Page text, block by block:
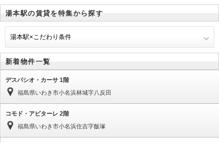
湯本駅の賃貸を特集から探す
湯本駅×こだわり条件
新着物件一覧
デスパシオ・カーサ 1階
福島県いわき市小名浜林城字八反田
コモド・アビターレ 2階
福島県いわき市小名浜住吉字飯塚